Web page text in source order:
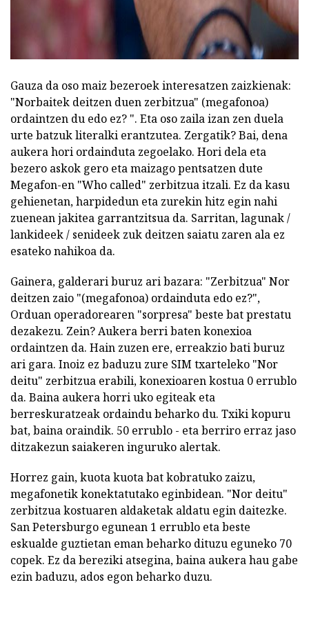
Gauza da oso maiz bezeroek interesatzen zaizkienak:
"Norbaitek deitzen duen zerbitzua" (megafonoa)
ordaintzen du edo ez? ". Eta oso zaila izan zen duela
urte batzuk literalki erantzutea. Zergatik? Bai, dena
aukera hori ordainduta zegoelako. Hori dela eta
bezero askok gero eta maizago pentsatzen dute
Megafon-en "Who called" zerbitzua itzali. Ez da kasu
gehienetan, harpidedun eta zurekin hitz egin nahi
zuenean jakitea garrantzitsua da. Sarritan, lagunak /
lankideek / senideek zuk deitzen saiatu zaren ala ez
esateko nahikoa da.
Gainera, galderari buruz ari bazara: "Zerbitzua" Nor
deitzen zaio "(megafonoa) ordainduta edo ez?",
Orduan operadorearen "sorpresa" beste bat prestatu
dezakezu. Zein? Aukera berri baten konexioa
ordaintzen da. Hain zuzen ere, erreakzio bati buruz
ari gara. Inoiz ez baduzu zure SIM txarteleko "Nor
deitu" zerbitzua erabili, konexioaren kostua 0 errublo
da. Baina aukera horri uko egiteak eta
berreskuratzeak ordaindu beharko du. Txiki kopuru
bat, baina oraindik. 50 errublo - eta berriro erraz jaso
ditzakezun saiakeren inguruko alertak.
Horrez gain, kuota kuota bat kobratuko zaizu,
megafonetik konektatutako eginbidean. "Nor deitu"
zerbitzua kostuaren aldaketak aldatu egin daitezke.
San Petersburgo egunean 1 errublo eta beste
eskualde guztietan eman beharko dituzu eguneko 70
copek. Ez da bereziki atsegina, baina aukera hau gabe
ezin baduzu, ados egon beharko duzu.